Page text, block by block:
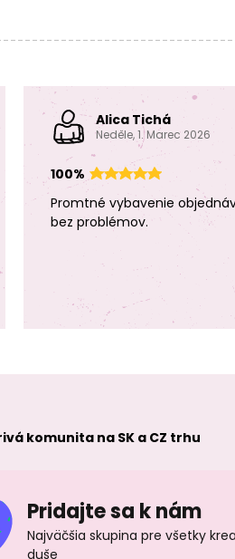
Alica Tichá
Neděle, 1. Marec 2026
100%
Promtné vybavenie
bez problémov.
komunita na SK a CZ trhu
Pridajte sa k nám
Najväčšia skupina pre všetky
duše